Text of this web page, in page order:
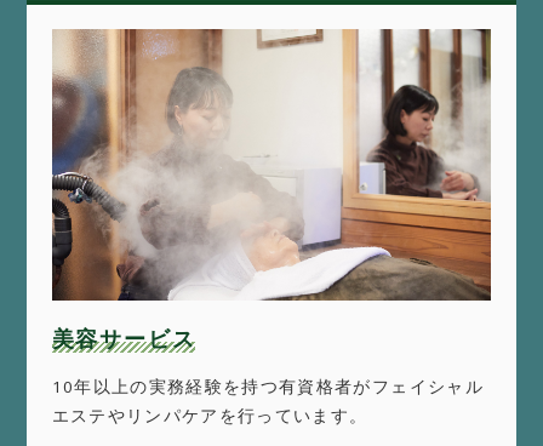
美容サービス
10年以上の実務経験を持つ有資格者がフェイシャル
エステやリンパケアを行っています。